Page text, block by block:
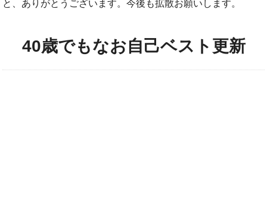
と、ありがとうございます。今後も拡散お願いします。
40歳でもなお自己ベスト更新